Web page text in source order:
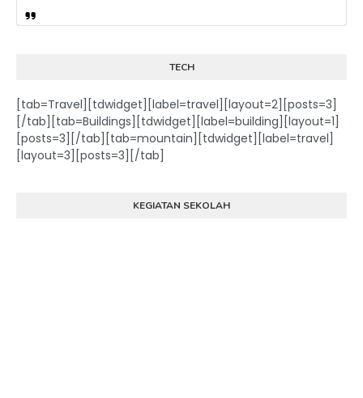
TECH
[tab=Travel][tdwidget][label=travel][layout=2][posts=3]
[/tab][tab=Buildings][tdwidget][label=building][layout=1]
[posts=3][/tab][tab=mountain][tdwidget][label=travel]
[layout=3][posts=3][/tab]
KEGIATAN SEKOLAH